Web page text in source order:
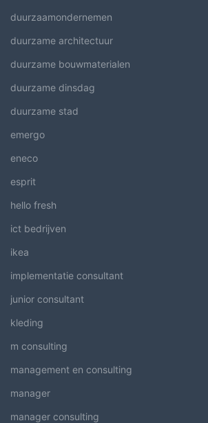
duurzaamondernemen
duurzame architectuur
duurzame bouwmaterialen
duurzame dinsdag
duurzame stad
emergo
eneco
esprit
hello fresh
ict bedrijven
ikea
implementatie consultant
junior consultant
kleding
m consulting
management en consulting
manager
manager consulting